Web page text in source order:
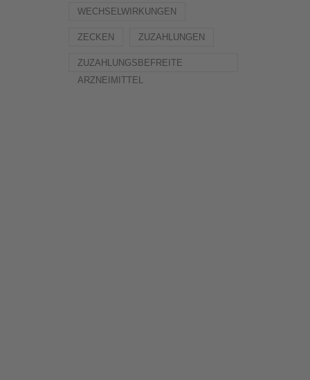
WECHSELWIRKUNGEN
ZECKEN ZUZAHLUNGEN
ZUZAHLUNGSBEFREITE
ARZNEIMITTEL